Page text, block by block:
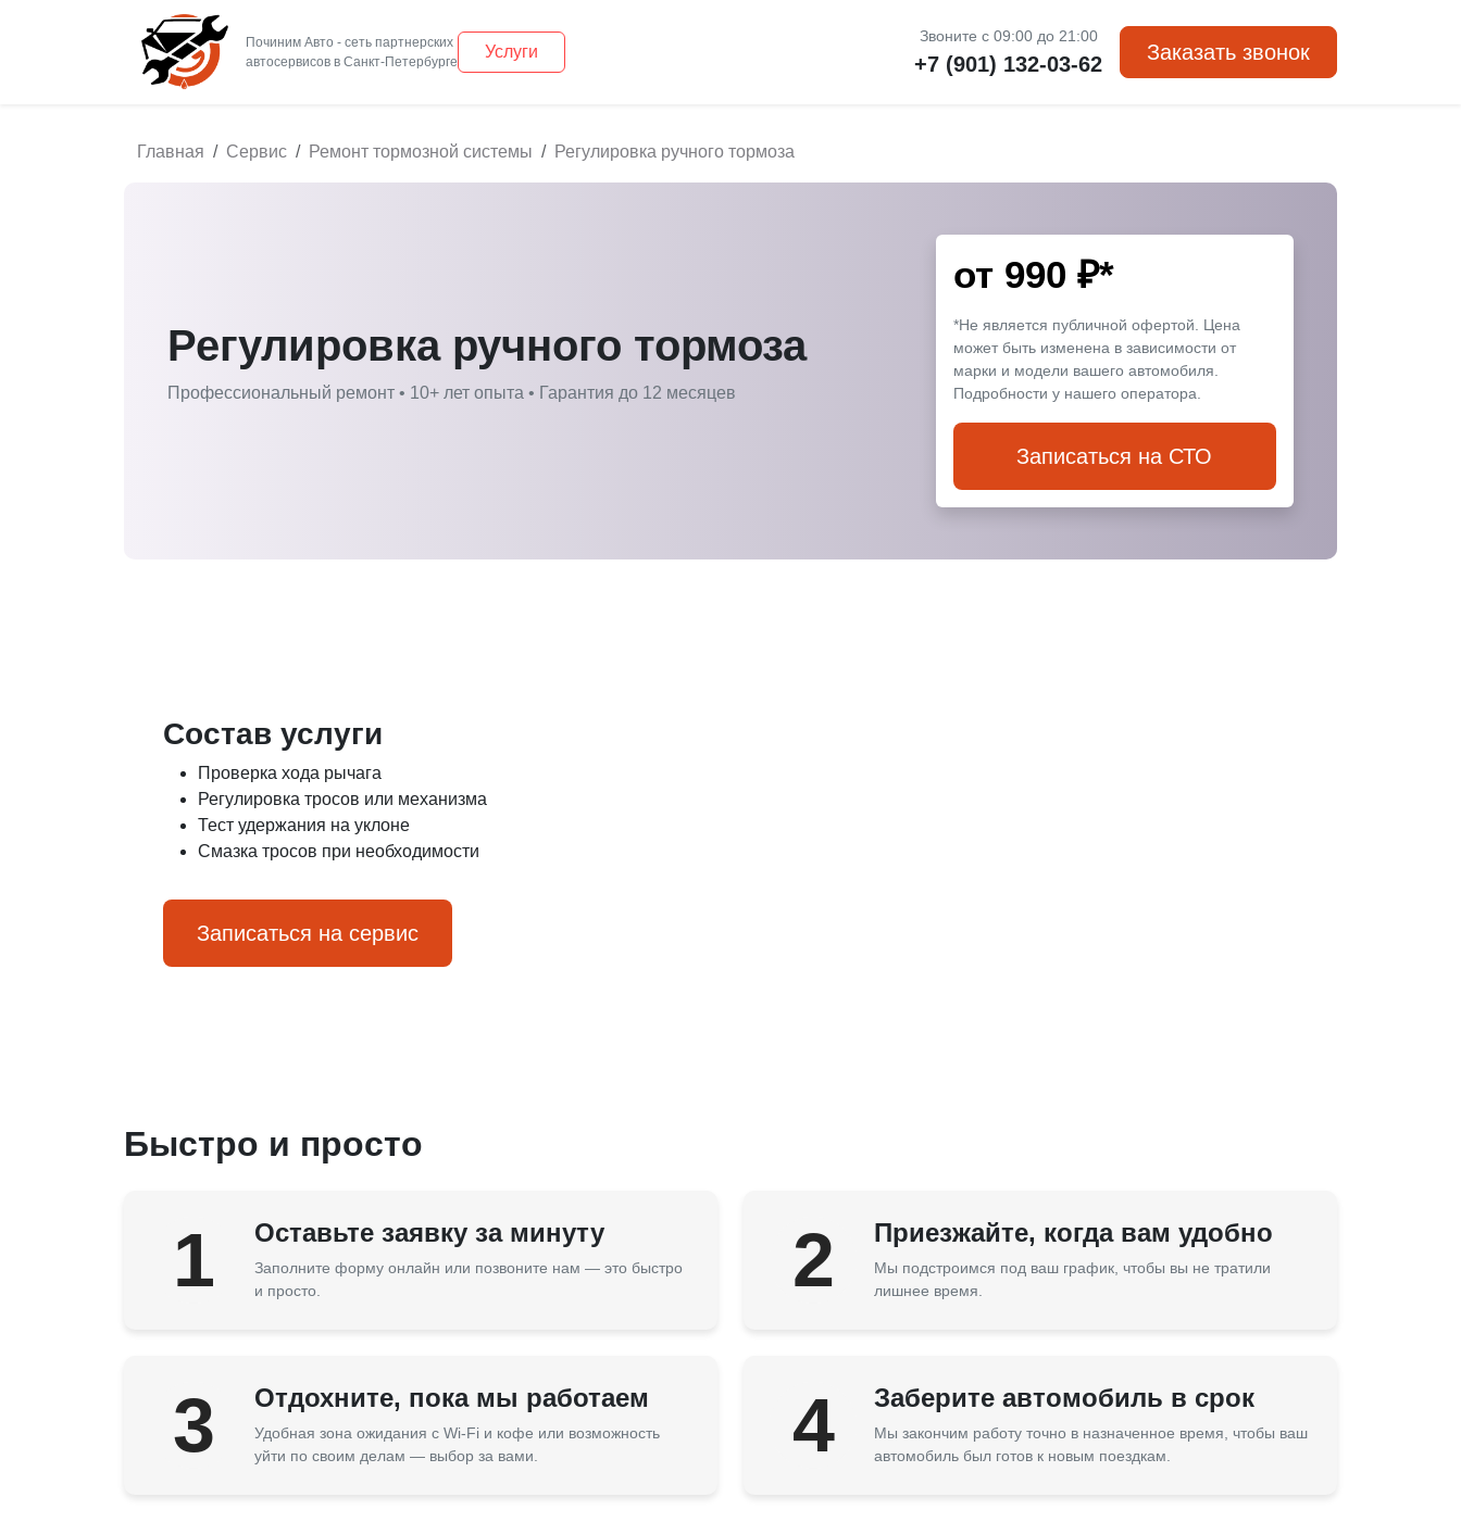
Починим Авто - сеть партнерских
Услуги
Звоните с 09:00 до 21:00
+7 (901) 132-03-62 Заказать звонок
Главная Сервис Ремонт тормозной системы Регулировка ручного тормоза
Регулировка ручного тормоза
Профессиональный ремонт • 10+ лет опыта • Гарантия до 12 месяцев
от 990 ₽*
*Не является публичной офертой. Цена
может быть изменена в зависимости от
марки и модели вашего автомобиля.
Подробности у нашего оператора.
Записаться на СТО
Состав услуги
Проверка хода рычага
Регулировка тросов или механизма
Тест удержания на уклоне
Смазка тросов при необходимости
Записаться на сервис
Быстро и просто
1 Оставьте заявку за минуту
Заполните форму онлайн или позвоните нам — это быстро
и просто.
2 Приезжайте, когда вам удобно
Мы подстроимся под ваш график, чтобы вы не тратили
лишнее время.
3 Отдохните, пока мы работаем
Удобная зона ожидания с Wi-Fi и кофе или возможность
уйти по своим делам — выбор за вами.
4 Заберите автомобиль в срок
Мы закончим работу точно в назначенное время, чтобы ваш
автомобиль был готов к новым поездкам.